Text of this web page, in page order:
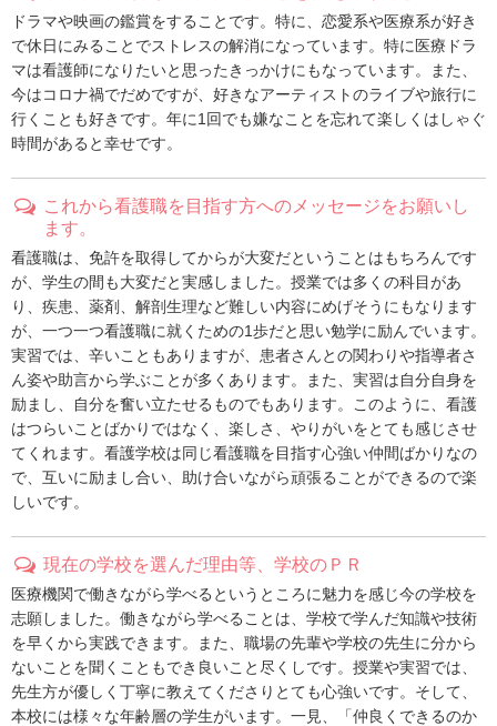
ドラマや映画の鑑賞をすることです。特に、恋愛系や医療系が好き
で休日にみることでストレスの解消になっています。特に医療ドラ
マは看護師になりたいと思ったきっかけにもなっています。また、
今はコロナ禍でだめですが、好きなアーティストのライブや旅行に
行くことも好きです。年に1回でも嫌なことを忘れて楽しくはしゃぐ
時間があると幸せです。
これから看護職を目指す方へのメッセージをお願いし
ます。
看護職は、免許を取得してからが大変だということはもちろんです
が、学生の間も大変だと実感しました。授業では多くの科目があ
り、疾患、薬剤、解剖生理など難しい内容にめげそうにもなります
が、一つ一つ看護職に就くための1歩だと思い勉学に励んでいます。
実習では、辛いこともありますが、患者さんとの関わりや指導者さ
ん姿や助言から学ぶことが多くあります。また、実習は自分自身を
励まし、自分を奮い立たせるものでもあります。このように、看護
はつらいことばかりではなく、楽しさ、やりがいをとても感じさせ
てくれます。看護学校は同じ看護職を目指す心強い仲間ばかりなの
で、互いに励まし合い、助け合いながら頑張ることができるので楽
しいです。
現在の学校を選んだ理由等、学校のＰＲ
医療機関で働きながら学べるというところに魅力を感じ今の学校を
志願しました。働きながら学べることは、学校で学んだ知識や技術
を早くから実践できます。また、職場の先輩や学校の先生に分から
ないことを聞くこともでき良いこと尽くしです。授業や実習では、
先生方が優しく丁寧に教えてくださりとても心強いです。そして、
本校には様々な年齢層の学生がいます。一見、「仲良くできるのか